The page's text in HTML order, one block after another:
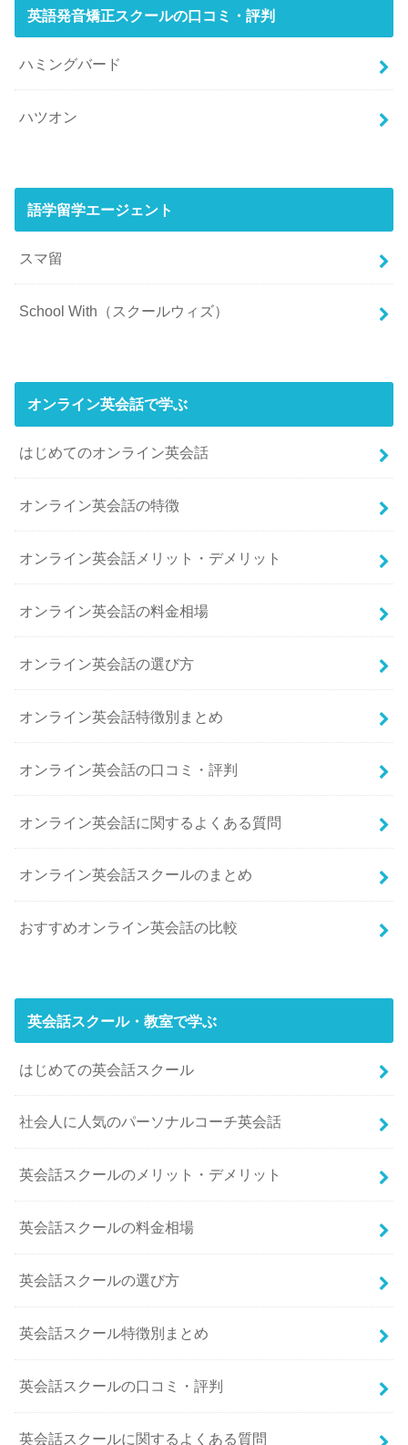
英語発音矯正スクールの口コミ・評判
ハミングバード
ハツオン
語学留学エージェント
スマ留
School With（スクールウィズ）
オンライン英会話で学ぶ
はじめてのオンライン英会話
オンライン英会話の特徴
オンライン英会話メリット・デメリット
オンライン英会話の料金相場
オンライン英会話の選び方
オンライン英会話特徴別まとめ
オンライン英会話の口コミ・評判
オンライン英会話に関するよくある質問
オンライン英会話スクールのまとめ
おすすめオンライン英会話の比較
英会話スクール・教室で学ぶ
はじめての英会話スクール
社会人に人気のパーソナルコーチ英会話
英会話スクールのメリット・デメリット
英会話スクールの料金相場
英会話スクールの選び方
英会話スクール特徴別まとめ
英会話スクールの口コミ・評判
英会話スクールに関するよくある質問